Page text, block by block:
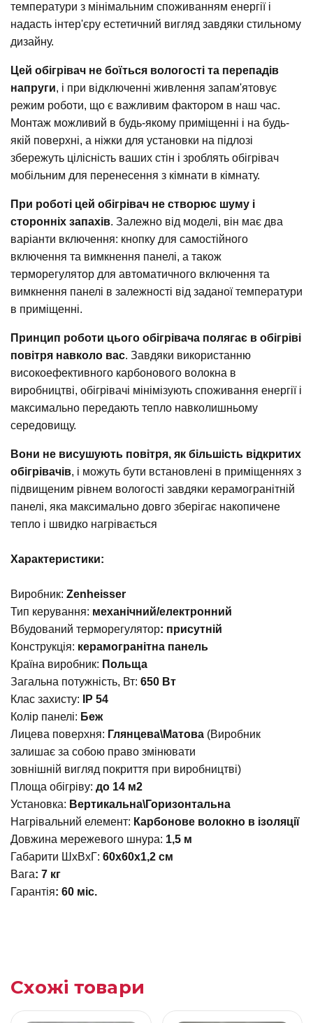
температури з мінімальним споживанням енергії і
надасть інтер'єру естетичний вигляд завдяки стильному
дизайну.
Цей обігрівач не боїться вологості та перепадів
напруги, і при відключенні живлення запам'ятовує
режим роботи, що є важливим фактором в наш час.
Монтаж можливий в будь-якому приміщенні і на будь-
якій поверхні, а ніжки для установки на підлозі
збережуть цілісність ваших стін і зроблять обігрівач
мобільним для перенесення з кімнати в кімнату.
При роботі цей обігрівач не створює шуму і
сторонніх запахів. Залежно від моделі, він має два
варіанти включення: кнопку для самостійного
включення та вимкнення панелі, а також
терморегулятор для автоматичного включення та
вимкнення панелі в залежності від заданої температури
в приміщенні.
Принцип роботи цього обігрівача полягає в обігріві
повітря навколо вас. Завдяки використанню
високоефективного карбонового волокна в
виробництві, обігрівачі мінімізують споживання енергії і
максимально передають тепло навколишньому
середовищу.
Вони не висушують повітря, як більшість відкритих
обігрівачів, і можуть бути встановлені в приміщеннях з
підвищеним рівнем вологості завдяки керамогранітній
панелі, яка максимально довго зберігає накопичене
тепло і швидко нагрівається
Характеристики:
Виробник: Zenheisser
Тип керування: механічний/електронний
Вбудований терморегулятор: присутній
Конструкція: керамогранітна панель
Країна виробник: Польща
Загальна потужність, Вт: 650 Вт
Клас захисту:
IP 54
Колір панелі: Беж
Лицева поверхня: Глянцева\Матова (Виробник
залишає за собою право змінювати
зовнішній вигляд покриття при виробництві)
Площа обігріву: до 14 м2
Установка: Вертикальна\Горизонтальна
Нагрівальний елемент: Карбонове волокно в ізоляції
Довжина мережевого шнура: 1,5 м
Габарити ШхВхГ: 60х60х1,2 см
Вага: 7 кг
Гарантія: 60 міс.
Схожі товари